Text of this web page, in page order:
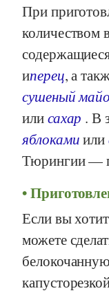
При
количеством
иперец, а
сушеный
илисахар . В
яблокамиили
Тюрингии —
Если вы
можете